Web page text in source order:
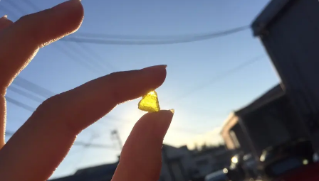
ファッションニュース
モデル私服
着回し
BEAUTY
ビューティニュース
トレンドメイク
ベストコスメ
ヘアアレンジ・ヘアケア
スキンケア
ボディケア
SCHOOL
スクールニュース
制服コーデ
学校ヘアメイク
勉強・受験・進路
ENTERTAINMENT
エンタメニュース
なにわ男子
LIFESTYLE
ライフスタイルニュース
JKランキング・アワード
モデルの購入品
JK TREND
JKトレンドニュース
MODELS